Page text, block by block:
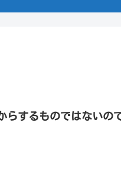
らするものではないの